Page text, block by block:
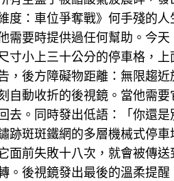
度：車位爭奪戰》何手殘的
需要時提供過任何幫助。今
小上三十公分的停車格，
後方障礙物距離：無限趨
動收折的後視鏡。當他需
去。同時發出低語：「你還
跡斑斑鐵網的多層機械式停
面前失敗十八次，就會被傳
後視鏡發出最後的溫柔提